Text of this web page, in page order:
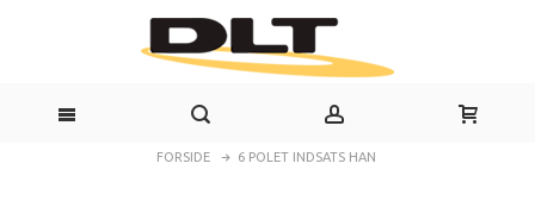
FORSIDE 6 POLET INDSATS HAN